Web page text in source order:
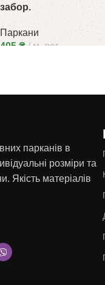
забор.
Паркани
405 ₴ м. пог.
парканів в
розміри та
Якість матеріалів